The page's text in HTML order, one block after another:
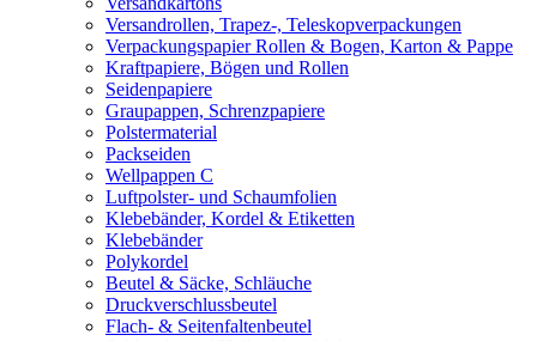
Versandrollen, Trapez-, Teleskopverpackungen
Verpackungspapier Rollen & Bogen, Karton & Pappe
Kraftpapiere, Bögen und Rollen
Seidenpapiere
Graupappen, Schrenzpapiere
Polstermaterial
Packseiden
Wellpappen C
Luftpolster- und Schaumfolien
Klebebänder, Kordel & Etiketten
Klebebänder
Polykordel
Beutel & Säcke, Schläuche
Druckverschlussbeutel
Flach- & Seitenfaltenbeutel